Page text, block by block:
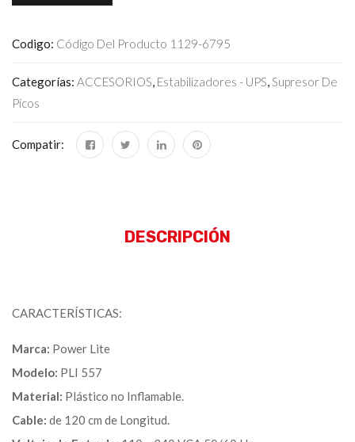
Codigo: Código Del Producto 1129-6795
Categorías: ACCESORIOS, Estabilizadores - UPS,Supresor De
Picos
Compatir:
DESCRIPCIÓN
CARACTERÍSTICAS:
Marca: Power Lite
Modelo: PLI 557
Material: Plástico no Inflamable.
Cable: de 120 cm de Longitud.